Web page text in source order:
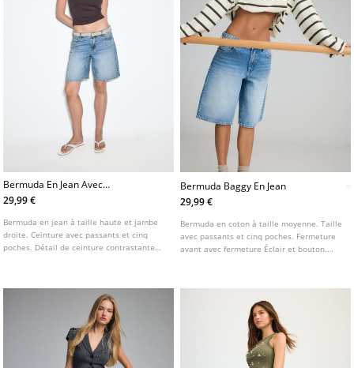
Bermuda En Jean Avec
Ceinture
29,99 €
Bermuda en jean à taille haute et jambe
droite. Ceinture avec passants et cinq
poches. Détail de ceinture contrastante
Bermuda Baggy En Jean
29,99 €
Bermuda en coton à taille moyenne. Taille
avec passants et cinq poches. Fermeture
avant avec fermeture Éclair et bouton.